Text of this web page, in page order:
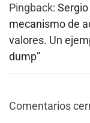
Pingback:
mecanismo de
valores. Un
dump”
Comentarios